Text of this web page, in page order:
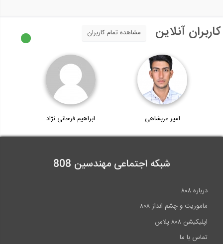
کاربران آنلاین مشاهده تمام کاربران
امیر عربشاهی ابراهیم فرحانی نژاد
شبکه اجتماعی مهندسین 808
درباره ۸۰۸
ماموریت و چشم انداز ۸۰۸
اپلیکیشن ۸۰۸ پلاس
تماس با ما